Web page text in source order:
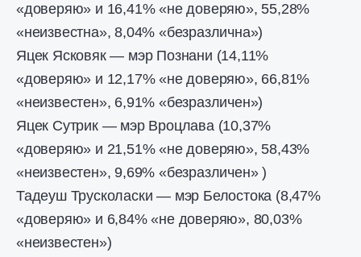
«доверяю» и 16,41% «не доверяю», 55,28%
«неизвестна», 8,04% «безразлична»)
Яцек Ясковяк — мэр Познани (14,11%
«доверяю» и 12,17% «не доверяю», 66,81%
«неизвестен», 6,91% «безразличен»)
Яцек Сутрик — мэр Вроцлава (10,37%
«доверяю» и 21,51% «не доверяю», 58,43%
«неизвестен», 9,69% «безразличен» )
Тадеуш Трусколаски — мэр Белостока (8,47%
«доверяю» и 6,84% «не доверяю», 80,03%
«неизвестен»)